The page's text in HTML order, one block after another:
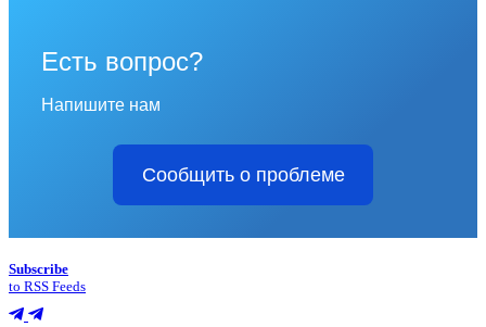
Есть вопрос?
Напишите нам
Сообщить о проблеме
Subscribe
to RSS Feeds